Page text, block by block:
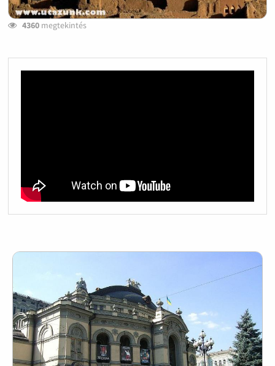
4360megtekintés